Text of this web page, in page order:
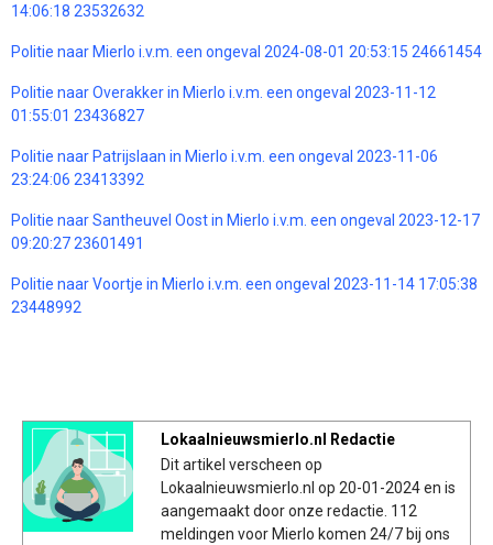
14:06:18 23532632
Politie naar Mierlo i.v.m. een ongeval 2024-08-01 20:53:15 24661454
Politie naar Overakker in Mierlo i.v.m. een ongeval 2023-11-12
01:55:01 23436827
Politie naar Patrijslaan in Mierlo i.v.m. een ongeval 2023-11-06
23:24:06 23413392
Politie naar Santheuvel Oost in Mierlo i.v.m. een ongeval 2023-12-17
09:20:27 23601491
Politie naar Voortje in Mierlo i.v.m. een ongeval 2023-11-14 17:05:38
23448992
Lokaalnieuwsmierlo.nl Redactie
Dit artikel verscheen op
Lokaalnieuwsmierlo.nl op 20-01-2024 en is
aangemaakt door onze redactie. 112
meldingen voor Mierlo komen 24/7 bij ons